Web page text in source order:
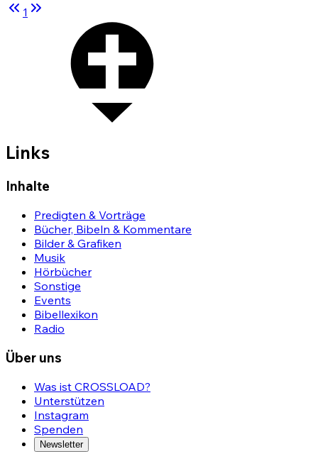
1
Links
Inhalte
Predigten & Vorträge
Bücher, Bibeln & Kommentare
Bilder & Grafiken
Musik
Hörbücher
Sonstige
Events
Bibellexikon
Radio
Über uns
Was ist CROSSLOAD?
Unterstützen
Instagram
Spenden
Newsletter